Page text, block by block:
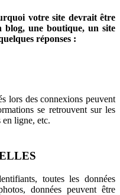
votre site devrait être
blog, une boutique, un site
réponses :
lors des connexions peuvent
se retrouvent sur les
en ligne, etc.
toutes les données
données peuvent être